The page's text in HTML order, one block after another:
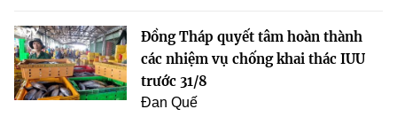
Đồng Tháp quyết tâm hoàn thành
các nhiệm vụ chống khai thác IUU
trước 31/8
Đan Quế